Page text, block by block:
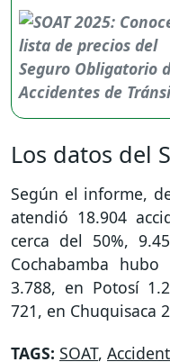
Los datos del
Según el informe,
atendió 18.904
cerca del 50%,
Cochabamba
3.788, en Potosí
721, en Chuquisaca
TAGS: SOAT,